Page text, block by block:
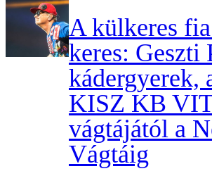
A külkeres
keres: Geszti
kádergyerek,
KISZ KB
vágtájától a
Vágtáig